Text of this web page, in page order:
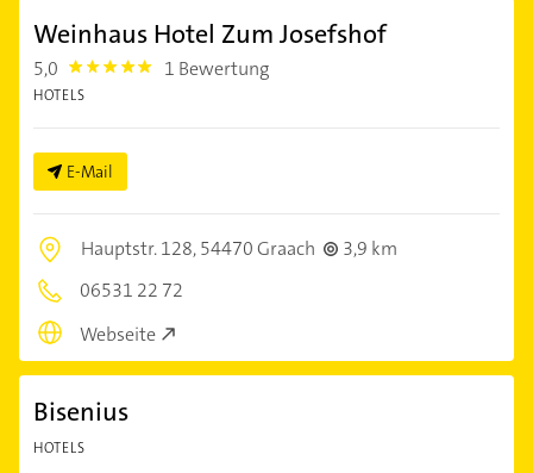
Weinhaus Hotel Zum Josefshof
5,0 5.0 1 Bewertung
HOTELS
E-Mail
Hauptstr. 128,54470 Graach
3,9 km
06531 22 72
Webseite
Bisenius
HOTELS